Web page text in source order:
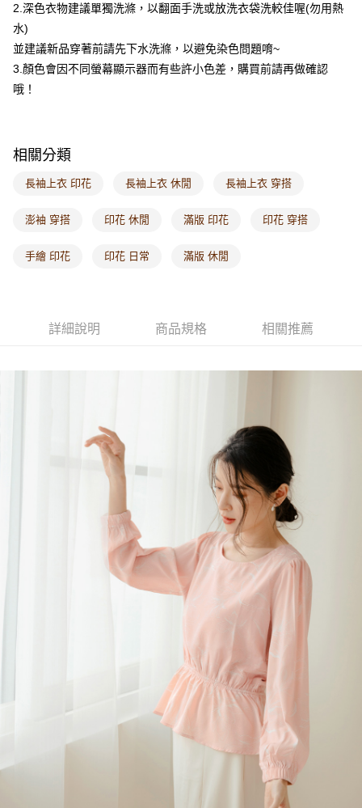
宅配
每筆NT$120，滿NT$1,000(含以上)免運費
付款後門市自取
每筆NT$60，滿NT$1,000(含以上)免運費
海外配送-其他亞洲地區
海外配送-歐美地區
2.深色衣物建議單獨洗滌，以翻面手洗或放洗衣袋洗較佳喔(勿用熱
水)
並建議新品穿著前請先下水洗滌，以避免染色問題唷~
3.顏色會因不同螢幕顯示器而有些許小色差，購買前請再做確認
哦！
相關分類
長袖上衣 印花 長袖上衣 休閒 長袖上衣 穿搭
澎袖 穿搭 印花 休閒 滿版 印花 印花 穿搭
手繪 印花 印花 日常 滿版 休閒
詳細說明 商品規格 相關推薦